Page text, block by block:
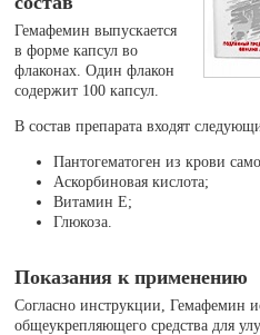
Гемафемин выпускается
в форме капсул во
флаконах. Один флакон
содержит 100 капсул.
В состав препарата входят
Пантогематоген из крови
Аскорбиновая кислота;
Витамин Е;
Глюкоза.
Показания к применению
Согласно инструкции, Гемафемин
общеукрепляющего средства для